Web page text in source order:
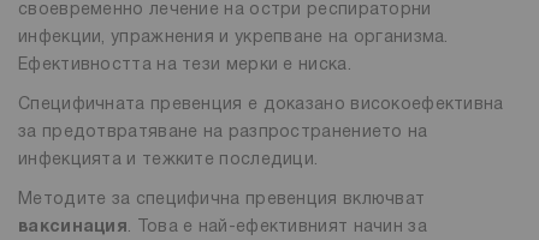
своевременно лечение на остри респираторни
инфекции, упражнения и укрепване на организма.
Ефективността на тези мерки е ниска.
Специфичната превенция е доказано високоефективна
за предотвратяване на разпространението на
инфекцията и тежките последици.
Методите за специфична превенция включват
ваксинация. Това е най-ефективният начин за